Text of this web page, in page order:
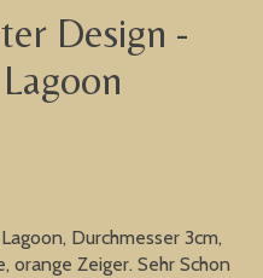
Design -
Durchmesser 3cm,
orange Zeiger. Sehr Schon